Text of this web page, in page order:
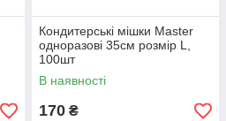
Кондитерські мішки Master
одноразові 35см розмір L,
100шт
В наявності
170 ₴